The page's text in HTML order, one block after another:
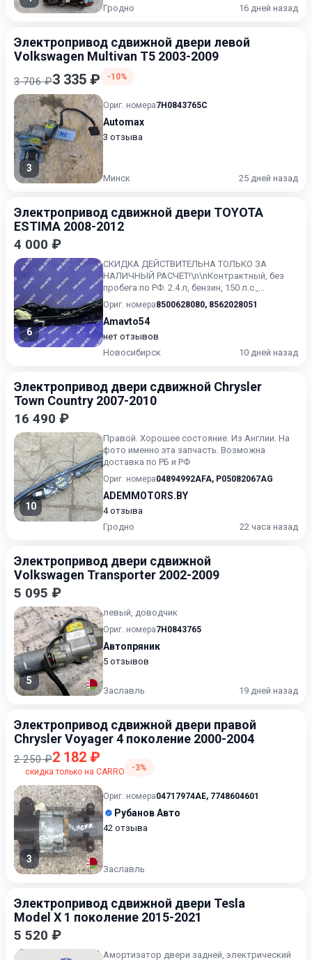
Гродно 16 дней назад
Электропривод сдвижной двери левой
Volkswagen Multivan T5 2003-2009
3 706 ₽3 335 ₽ -10%
3
Ориг. номера7H0843765C
Automax
3 отзыва
Минск 25 дней назад
Электропривод сдвижной двери TOYOTA
ESTIMA 2008-2012
4 000 ₽
6
СКИДКА ДЕЙСТВИТЕЛЬНА ТОЛЬКО ЗА
НАЛИЧНЫЙ РАСЧЕТ!\n\nКонтрактный, без
пробега по РФ. 2.4 л, бензин, 150 л.с.,
параллельный гибрид, 143 л.с., в...
Ориг. номера8500628080, 8562028051
Amavto54
нет отзывов
Новосибирск
10 дней назад
Электропривод двери сдвижной Chrysler
Town Country 2007-2010
16 490 ₽
10
Правой. Хорошее состояние. Из Англии. На
фото именно эта запчасть. Возможна
доставка по РБ и РФ
Ориг. номера04894992AFA, P05082067AG
ADEMMOTORS.BY
4 отзыва
Гродно
22 часа назад
Электропривод двери сдвижной
Volkswagen Transporter 2002-2009
5 095 ₽
5
левый, доводчик
Ориг. номера7H0843765
Автопряник
5 отзывов
Заславль 19 дней назад
Электропривод сдвижной двери правой
Chrysler Voyager 4 поколение 2000-2004
2 250 ₽2 182 ₽
скидка только на CARRO -3%
3
Ориг. номера04717974AE, 7748604601
Рубанов Авто
42 отзыва
Заславль
Электропривод сдвижной двери Tesla
Model X 1 поколение 2015-2021
5 520 ₽
Амортизатор двери задней, электрический